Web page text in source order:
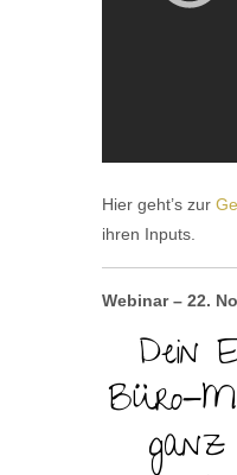
Hier geht’s zur
ihren Inputs.
Webinar – 22.
Dein
Büro-
ganz